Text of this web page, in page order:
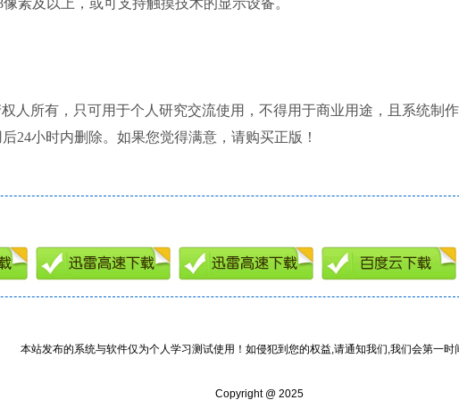
及以上，或可支持触摸技术的显示设备。
人所有，只可用于个人研究交流使用，不得用于商业用途，且系统制作
24小时内删除。如果您觉得满意，请购买正版！
本站发布的系统与软件仅为个人学习测试使用！如侵犯到您的权益,请通知我们,我们会第一时
Copyright @ 2025